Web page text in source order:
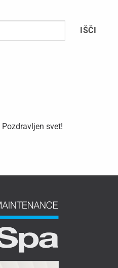
IŠČI
Pozdravljen svet!